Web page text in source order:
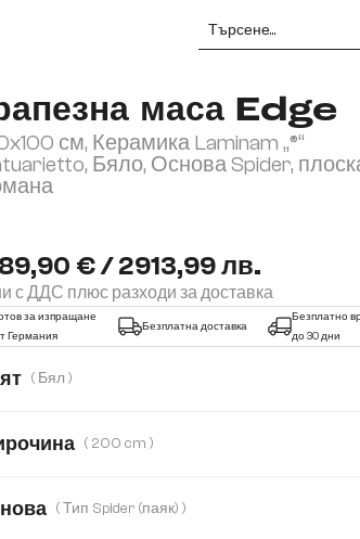
маса Edge
см, Керамика Laminam „®“
Бяло, Основа Spider,
€ / 2913,99 лв.
с ДДС плюс разходи за доставка
за изпращане
Германия
Безплатна доставка
Безплатно
до 30 дни
( Бял )
( 200 cm )
( Тип Spider (паяк) )